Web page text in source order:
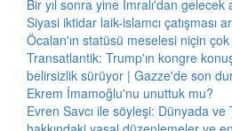
Bir yıl sonra yine İmralı'dan gelecek
Siyasi iktidar laik-islamcı çatışması
Öcalan'ın statüsü meselesi niçin
Transatlantik: Trump'ın kongre
belirsizlik sürüyor | Gazze'de son
Ekrem İmamoğlu'nu unuttuk mu?
Evren Savcı ile söyleşi: Dünyada